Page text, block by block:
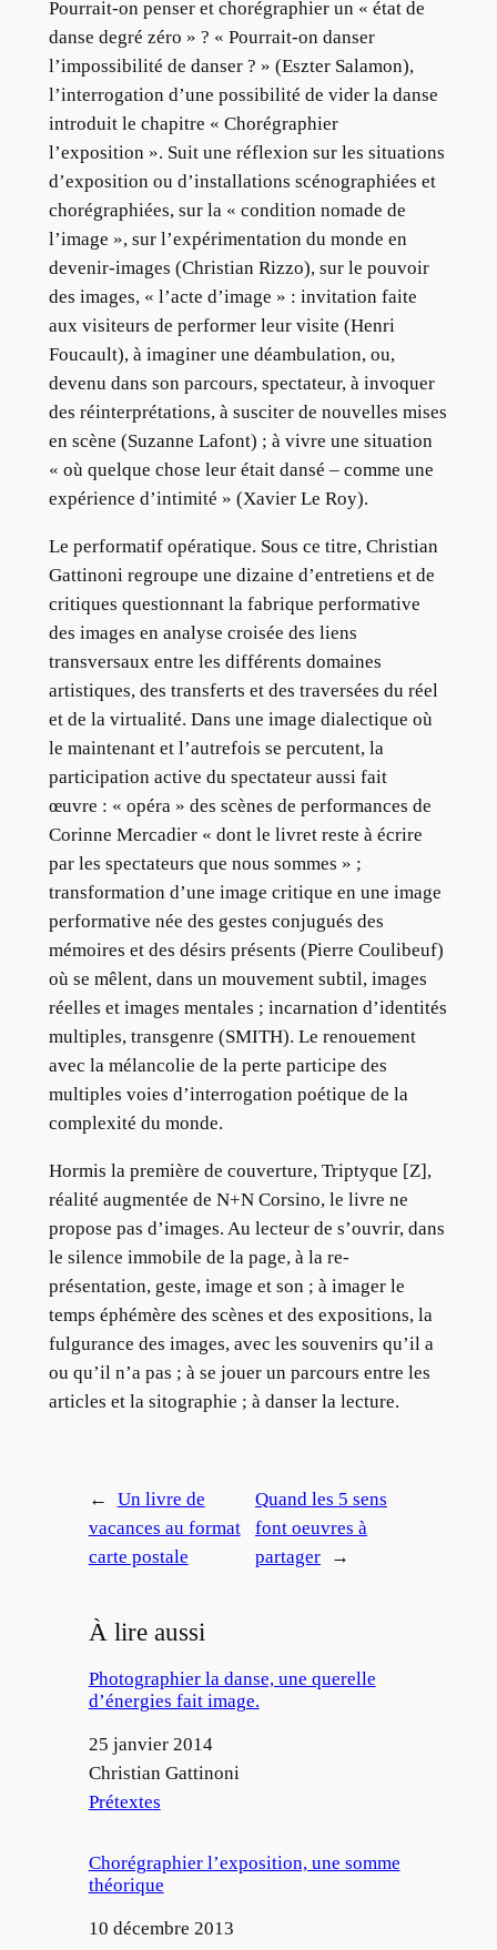
Pourrait-on penser et chorégraphier un « état de
danse degré zéro » ? « Pourrait-on danser
l’impossibilité de danser ? » (Eszter Salamon),
l’interrogation d’une possibilité de vider la danse
introduit le chapitre « Chorégraphier
l’exposition ». Suit une réflexion sur les situations
d’exposition ou d’installations scénographiées et
chorégraphiées, sur la « condition nomade de
l’image », sur l’expérimentation du monde en
devenir-images (Christian Rizzo), sur le pouvoir
des images, « l’acte d’image » : invitation faite
aux visiteurs de performer leur visite (Henri
Foucault), à imaginer une déambulation, ou,
devenu dans son parcours, spectateur, à invoquer
des réinterprétations, à susciter de nouvelles mises
en scène (Suzanne Lafont) ; à vivre une situation
« où quelque chose leur était dansé – comme une
expérience d’intimité » (Xavier Le Roy).
Le performatif opératique. Sous ce titre, Christian
Gattinoni regroupe une dizaine d’entretiens et de
critiques questionnant la fabrique performative
des images en analyse croisée des liens
transversaux entre les différents domaines
artistiques, des transferts et des traversées du réel
et de la virtualité. Dans une image dialectique où
le maintenant et l’autrefois se percutent, la
participation active du spectateur aussi fait
œuvre : « opéra » des scènes de performances de
Corinne Mercadier « dont le livret reste à écrire
par les spectateurs que nous sommes » ;
transformation d’une image critique en une image
performative née des gestes conjugués des
mémoires et des désirs présents (Pierre Coulibeuf)
où se mêlent, dans un mouvement subtil, images
réelles et images mentales ; incarnation d’identités
multiples, transgenre (SMITH). Le renouement
avec la mélancolie de la perte participe des
multiples voies d’interrogation poétique de la
complexité du monde.
Hormis la première de couverture, Triptyque [Z],
réalité augmentée de N+N Corsino, le livre ne
propose pas d’images. Au lecteur de s’ouvrir, dans
le silence immobile de la page, à la re-
présentation, geste, image et son ; à imager le
temps éphémère des scènes et des expositions, la
fulgurance des images, avec les souvenirs qu’il a
ou qu’il n’a pas ; à se jouer un parcours entre les
articles et la sitographie ; à danser la lecture.
←
Un livre de
vacances au format
carte postale
Quand les 5 sens
font oeuvres à
partager
→
À lire aussi
Photographier la danse, une querelle
d’énergies fait image.
Date
25 janvier 2014
Auteur
Christian Gattinoni
Par rapport à
Prétextes
Chorégraphier l’exposition, une somme
théorique
Date
10 décembre 2013